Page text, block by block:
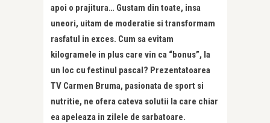
apoi o prajitura… Gustam din toate, insa
uneori, uitam de moderatie si transformam
rasfatul in exces. Cum sa evitam
kilogramele in plus care vin ca “bonus”, la
un loc cu festinul pascal? Prezentatoarea
TV Carmen Bruma, pasionata de sport si
nutritie, ne ofera cateva solutii la care chiar
ea apeleaza in zilele de sarbatoare.